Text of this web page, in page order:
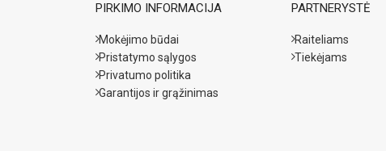
PIRKIMO INFORMACIJA
Mokėjimo būdai
Pristatymo sąlygos
Privatumo politika
Garantijos ir grąžinimas
PARTNERYSTĖ
Raiteliams
Tiekėjams